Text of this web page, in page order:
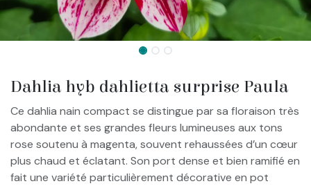
Dahlia hyb dahlietta surprise Paula
Ce dahlia nain compact se distingue par sa floraison très
abondante et ses grandes fleurs lumineuses aux tons
rose soutenu à magenta, souvent rehaussées d’un cœur
plus chaud et éclatant. Son port dense et bien ramifié en
fait une variété particulièrement décorative en pot